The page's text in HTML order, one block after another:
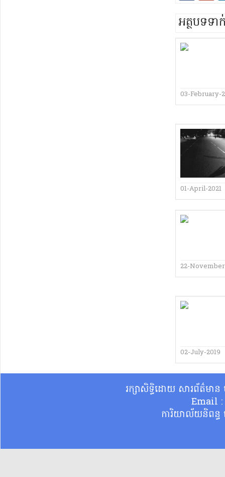
អត្ថបទទ
03-February-
01-April-2021
22-
02-July-2019
រក្សាសិទ្ធិដោយ សារព័ត៌មា
Email
ការិយាល័យនិពន្ធ